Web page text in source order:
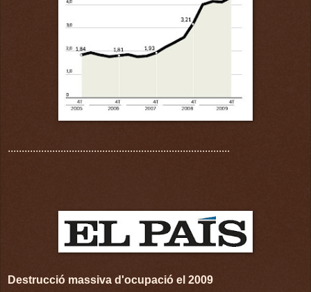
................................................................................
Destrucció massiva d'ocupació el 2009